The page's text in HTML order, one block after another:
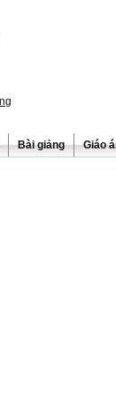
Bài giảng Giáo